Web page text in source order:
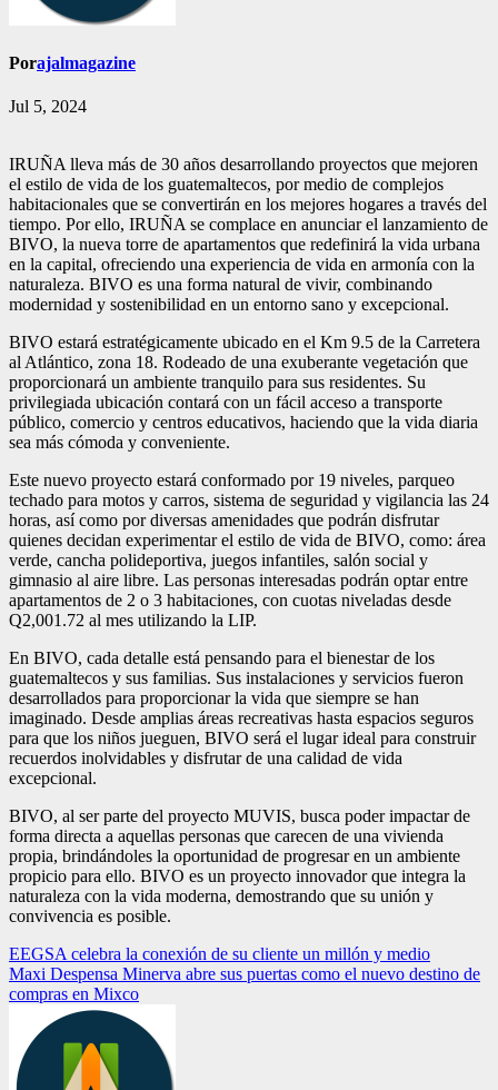
Porajalmagazine
Jul 5, 2024
IRUÑA lleva más de 30 años desarrollando proyectos que mejoren
el estilo de vida de los guatemaltecos, por medio de complejos
habitacionales que se convertirán en los mejores hogares a través del
tiempo. Por ello, IRUÑA se complace en anunciar el lanzamiento de
BIVO, la nueva torre de apartamentos que redefinirá la vida urbana
en la capital, ofreciendo una experiencia de vida en armonía con la
naturaleza. BIVO es una forma natural de vivir, combinando
modernidad y sostenibilidad en un entorno sano y excepcional.
BIVO estará estratégicamente ubicado en el Km 9.5 de la Carretera
al Atlántico, zona 18. Rodeado de una exuberante vegetación que
proporcionará un ambiente tranquilo para sus residentes. Su
privilegiada ubicación contará con un fácil acceso a transporte
público, comercio y centros educativos, haciendo que la vida diaria
sea más cómoda y conveniente.
Este nuevo proyecto estará conformado por 19 niveles, parqueo
techado para motos y carros, sistema de seguridad y vigilancia las 24
horas, así como por diversas amenidades que podrán disfrutar
quienes decidan experimentar el estilo de vida de BIVO, como: área
verde, cancha polideportiva, juegos infantiles, salón social y
gimnasio al aire libre. Las personas interesadas podrán optar entre
apartamentos de 2 o 3 habitaciones, con cuotas niveladas desde
Q2,001.72 al mes utilizando la LIP.
En BIVO, cada detalle está pensando para el bienestar de los
guatemaltecos y sus familias. Sus instalaciones y servicios fueron
desarrollados para proporcionar la vida que siempre se han
imaginado. Desde amplias áreas recreativas hasta espacios seguros
para que los niños jueguen, BIVO será el lugar ideal para construir
recuerdos inolvidables y disfrutar de una calidad de vida
excepcional.
BIVO, al ser parte del proyecto MUVIS, busca poder impactar de
forma directa a aquellas personas que carecen de una vivienda
propia, brindándoles la oportunidad de progresar en un ambiente
propicio para ello. BIVO es un proyecto innovador que integra la
naturaleza con la vida moderna, demostrando que su unión y
convivencia es posible.
Navegación
de
entradas
EEGSA celebra la conexión de su cliente un millón y medio
Maxi Despensa Minerva abre sus puertas como el nuevo destino de
compras en Mixco